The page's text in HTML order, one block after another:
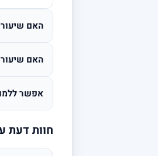
האם
האם
אפשר
חוות דעת